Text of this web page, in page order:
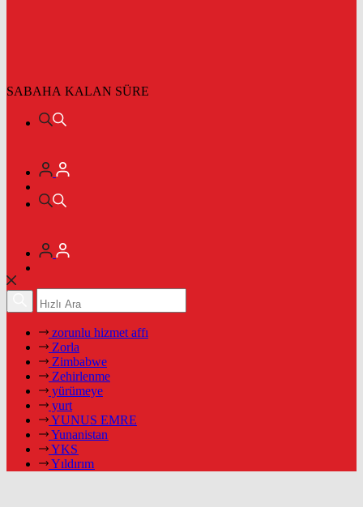
SABAHA KALAN SÜRE
zorunlu hizmet affı
Zorla
Zimbabwe
Zehirlenme
yürümeye
yurt
YUNUS EMRE
Yunanistan
YKS
Yıldırım